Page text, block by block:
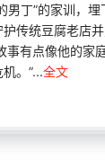
男丁”的家训，
传统豆腐老店
有点像他的家
。”...全文